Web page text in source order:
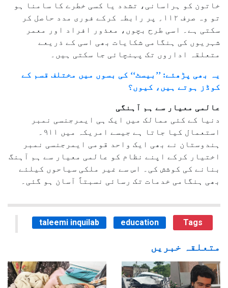
خاتون کو ہراسانی، تشدد یا کسی خطرے کا سامنا ہو
تو وہ صرف ۱۱۲؍ پر رابطہ کرکے فوری مدد حاصل کر
سکتی ہے۔ اسی طرح بچوں، معذور افراد اور معمر
شہریوں کی ہنگامی شکایات بھی اسی کے ذریعے
متعلقہ اداروں تک پہنچائی جا سکتی ہیں۔
یہ بھی پڑھئے: ’’بیسٹ‘‘ کی بسوں میں مختلف قسم کے
کوڈز ہوتے ہیں، کیوں؟
عالمی معیار سے ہم آہنگی
دنیا کے کئی ممالک میں ایک ہی ایمرجنسی نمبر
ہندوستان نے بھی ایک واحد قومی ایمرجنسی نمبر
اختیار کرکے اپنے نظام کو عالمی معیار سے ہم آہنگ
بنانے کی کوشش کی۔ اس سے غیر ملکی سیاحوں کیلئے
بھی ہنگامی خدمات تک رسائی نسبتاً آسان ہو گئی۔
taleemi inquilab education Tags
متعلقہ خبریں